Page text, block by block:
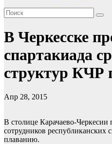
В Черкесске
спартакиада
структур КЧР
Апр 28, 2015
В столице Карачаево-Черкесии
сотрудников республиканских
плаванию.